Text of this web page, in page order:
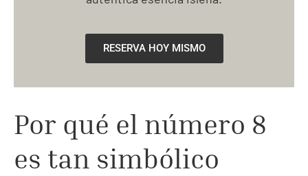
RESERVA HOY MISMO
Por qué el número 8
es tan simbólico